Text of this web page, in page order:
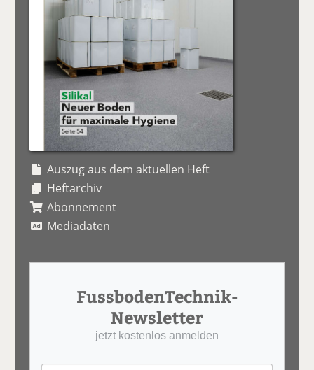
Auszug aus dem aktuellen Heft
Heftarchiv
Abonnement
Mediadaten
FussbodenTechnik-
Newsletter
jetzt kostenlos anmelden